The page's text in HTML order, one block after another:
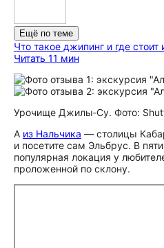
Ещё по теме
Что такое джипинг и где стоит
Читать 11 мин
Урочище Джилы‑Су. Фото:
А из Нальчика — столицы
и посетите сам Эльбрус. В
популярная локация у
проложенной по склону.